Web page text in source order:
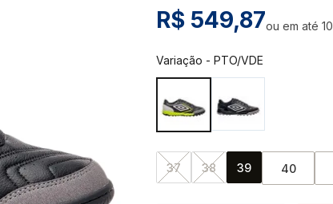
R$ 549,87ou em até10
Variação -PTO/VDE
37 38 39 40